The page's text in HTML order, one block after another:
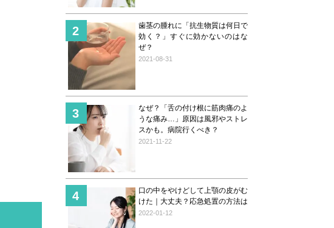
歯茎の腫れに「抗生物質は何日で
効く？」すぐに効かないのはな
ぜ？
2021-08-31
なぜ？「舌の付け根に筋肉痛のよ
うな痛み…」原因は風邪やストレ
スかも。病院行くべき？
2021-11-22
口の中をやけどして上顎の皮がむ
けた｜大丈夫？応急処置の方法は
2022-01-12